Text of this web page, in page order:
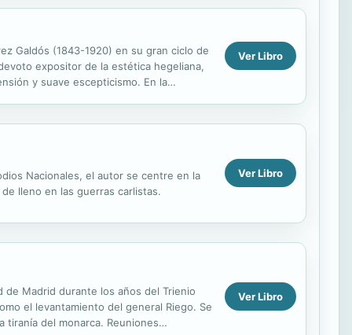
Galdós (1843-1920) en su gran ciclo de
expositor de la estética hegeliana,
y suave escepticismo. En la
Ver Libro
Nacionales, el autor se centre en la
lleno en las guerras carlistas.
Ver Libro
de Madrid durante los años del Trienio
el levantamiento del general Riego. Se
tiranía del monarca. Reuniones
Ver Libro